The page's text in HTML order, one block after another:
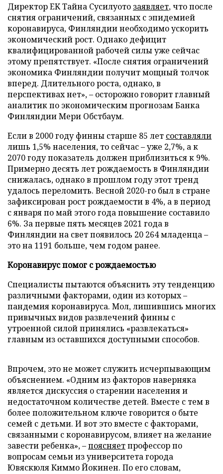
Директор EK Тайна Сусилуото заявляет, что после
снятия ограничений, связанных с эпидемией
коронавируса, Финляндии необходимо ускорить
экономический рост. Однако дефицит
квалифицированной рабочей силы уже сейчас
этому препятствует. «После снятия ограничений
экономика Финляндии получит мощный толчок
вперед. Длительного роста, однако, в
перспективах нет», – осторожно говорит главный
аналитик по экономическим прогнозам Банка
Финляндии Мери Обстбаум.
Если в 2000 году финны старше 85 лет составляли
лишь 1,5% населения, то сейчас – уже 2,7%, а к
2070 году показатель должен приблизиться к 9%.
Примерно десять лет рождаемость в Финляндии
снижалась, однако в прошлом году этот тренд
удалось переломить. Весной 2020-го был в стране
зафиксирован рост рождаемости в 4%, а в период
с января по май этого года повышение составило
6%. За первые пять месяцев 2021 года в
Финляндии на свет появилось 20 264 младенца –
это на 1191 больше, чем годом ранее.
Коронавирус помог с рождаемостью
Специалисты пытаются объяснить эту тенденцию
различными факторами, один из которых –
пандемия коронавируса. Мол, лишившись многих
привычных видов развлечений финны с
утроенной силой принялись «развлекаться»
главным из оставшихся доступными способов.
Впрочем, это не может служить исчерпывающим
объяснением. «Одним из факторов наверняка
является дискуссия о старении населения и
недостаточном количестве детей. Вместе с тем в
более положительном ключе говорится о быте
семей с детьми. И вот это вместе с факторами,
связанными с коронавирусом, влияет на желание
завести ребенка», –поясняетпрофессор по
вопросам семьи из университета города
Ювяскюля Киммо Йокинен. По его словам,